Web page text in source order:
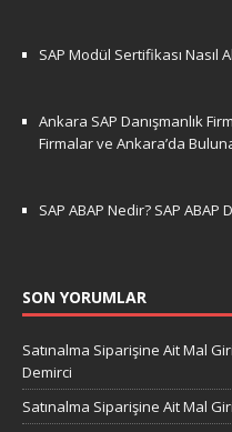
SAP Modül Sertifikası Nasıl
Ankara SAP Danışmanlık
Firmalar ve Ankara’da
SAP ABAP Nedir? SAP ABAP
SON YORUMLAR
Satınalma Siparişine Ait Mal
Demirci
Satınalma Siparişine Ait Mal